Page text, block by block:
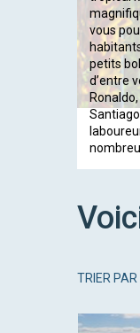
vous
petits
d’entre
TRIER PAR